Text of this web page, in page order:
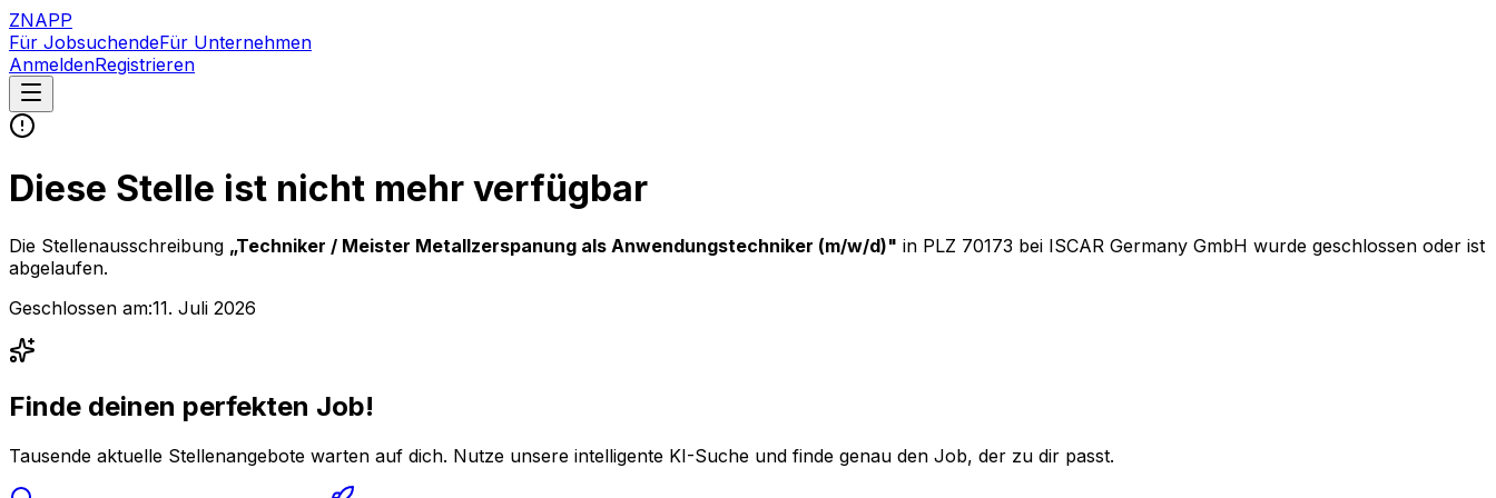
ZNAPP
Für JobsuchendeFür Unternehmen
AnmeldenRegistrieren
Diese Stelle ist nicht mehr verfügbar
Die Stellenausschreibung „Techniker / Meister Metallzerspanung als Anwendungstechniker (m/w/d)" in PLZ 70173 bei ISCAR Germany GmbH wurde geschlossen oder ist
abgelaufen.
Geschlossen am:11. Juli 2026
Finde deinen perfekten Job!
Tausende aktuelle Stellenangebote warten auf dich. Nutze unsere intelligente KI-Suche und finde genau den Job, der zu dir passt.